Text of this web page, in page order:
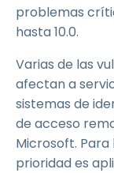
problemas
hasta 10.0.
Varias de las
afectan a
sistemas de
de acceso
Microsoft. Para
prioridad es